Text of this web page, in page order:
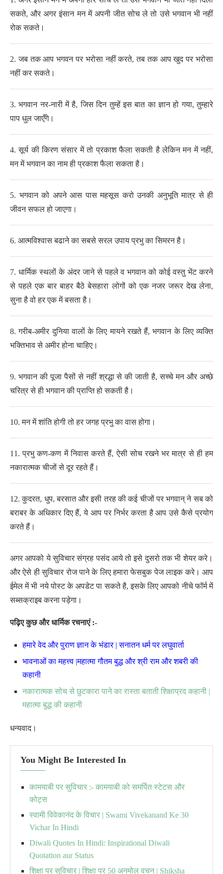
सकते,और अगरइंसान मन में अपनी जीत सोच ले तो उसे भगवान भी नहीं
रोक सकते।
2. जब तक आप भगवन पर भरोसा नहीं करते, तब तक आप खुद पर भरोसा
नहीं कर सकते।
3. भगवान नर-नारी में है, जिस दिन तुम्हें इस बात का ज्ञान हो गया, तुम्हारे
पाप धुल जाएँगे।
4. सूर्य की किरण संसार में तो प्रकाश फैला सकती है लेकिन मन में नहीं,
मन में भगवान का नाम ही प्रकाश फैला सकता है।
5. भगवान को अपने आस पास महसूस करो उनकी अनुभूति मात्र से ही
जीवन सफल हो जाएगा।
6. आत्मविश्वास बढाने का सबसे सरल उपाय प्रभु का सिमरन है।
7. धार्मिक स्थलों के अंदर जाने से पहले व भगवान को कोई वस्तु भेंट करने
से पहले एक बार बाहर बैठे बेसहारा लोगों को एक नजर जरूर देख लेना,
सुना है वो हर एक में बसता है।
8. गरीब-अमीर दुनिया वालों के लिए मायने रखते हैं, भगवान के लिए व्यक्ति
भक्तिभाव से अमीर होना चाहिए।
9. भगवान की पूजा पैसों से नहीं श्रद्धा से की जाती है, सच्चे मन और अच्छे
चरित्र से ही भगवान की प्राप्ति हो सकती है।
10. मन में शांति होगी तो हर जगह प्रभु का वास होगा।
11. प्रभु कण-कण में निवास करते हैं, ऐसी सोच रखने भर मात्र से ही हम
नकारात्मक चीजों से दूर रहते हैं।
12. कुदरत, धुप, बरसात और इसी तरह की कई चीजों पर भगवान् ने सब को
बराबर के अधिकार दिए हैं,ये आप पर निर्भर करता है आप उसे कैसे प्रयोग
करते हैं।
अगर आपको ये सुविचार संग्रह पसंद आये तो इसे दुसरो तक भी शेयर करे।
और ऐसे ही सुविचार रोज पाने के लिए हमारा फेसबुक पेज लाइक करे। आप
ईमेल में भी नये पोस्ट के अपडेट पा सकते है, इसके लिए आपको नीचे फॉर्म में
सब्सक्राइब करना पड़ेगा।
पढ़िए कुछ और धार्मिक रचनाएं :-
हमारे वेद और पुराण ज्ञान के भंडार | सनातन धर्म पर लघुवार्ता
भावनाओं का महत्त्व |महात्मा गौतम बुद्ध और श्री राम और शबरी की
कहानी
नकारात्मक सोच से छुटकारा पाने का रास्ता बताती शिक्षाप्रद कहानी |
महात्मा बुद्ध की कहानी
धन्यवाद।
You Might Be Interested In
कामयाबी पर सुविचार :- कामयाबी को समर्पित स्टेटस और
कोट्स
स्वामी विवेकानंद के विचार | Swami Vivekanand Ke 30
Vichar In Hindi
Diwali Quotes In Hindi: Inspirational Diwali
Quotation aur Status
शिक्षा पर सुविचार | शिक्षा पर 50 अनमोल वचन | Shiksha